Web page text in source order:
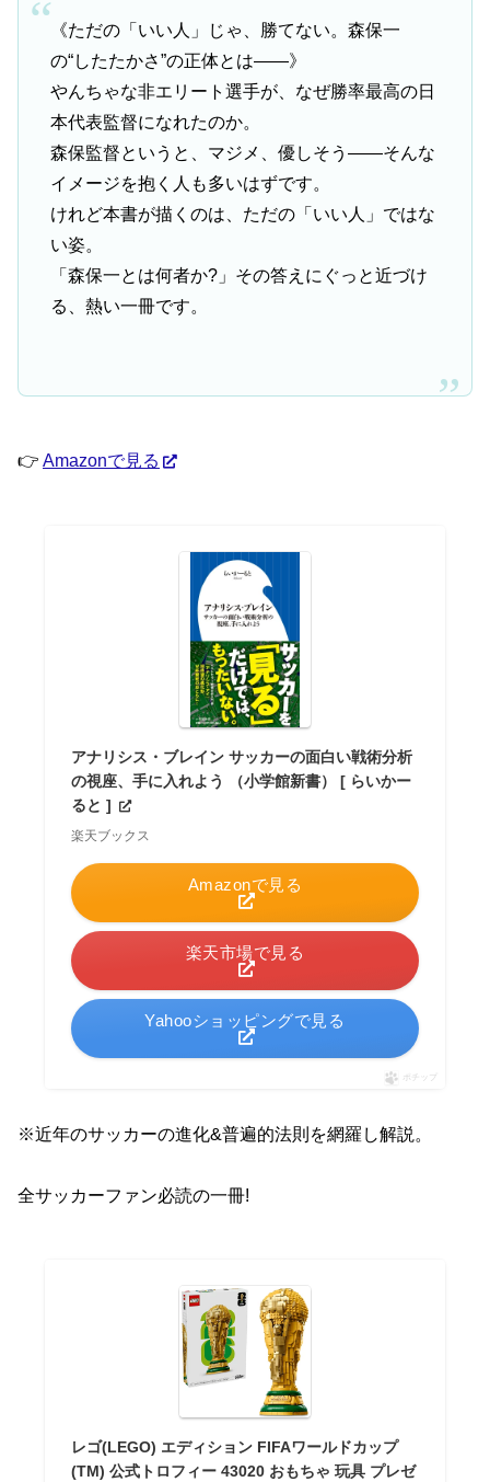
《ただの「いい人」じゃ、勝てない。森保一
の“したたかさ”の正体とは――》
やんちゃな非エリート選手が、なぜ勝率最高の日
本代表監督になれたのか。
森保監督というと、マジメ、優しそう――そんな
イメージを抱く人も多いはずです。
けれど本書が描くのは、ただの「いい人」ではな
い姿。
「森保一とは何者か?」その答えにぐっと近づけ
る、熱い一冊です。
👉 Amazonで見る
アナリシス・ブレイン サッカーの面白い戦術分析
の視座、手に入れよう （小学館新書） [ らいかー
ると ]
楽天ブックス
Amazonで見る
楽天市場で見る
Yahooショッピングで見る
ポチップ
※近年のサッカーの進化&普遍的法則を網羅し解説。
全サッカーファン必読の一冊!
レゴ(LEGO) エディション FIFAワールドカップ
(TM) 公式トロフィー 43020 おもちゃ 玩具 プレゼ